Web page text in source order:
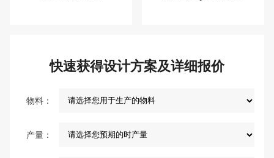
快速获得设计方案及详细报价
物料：
产量：